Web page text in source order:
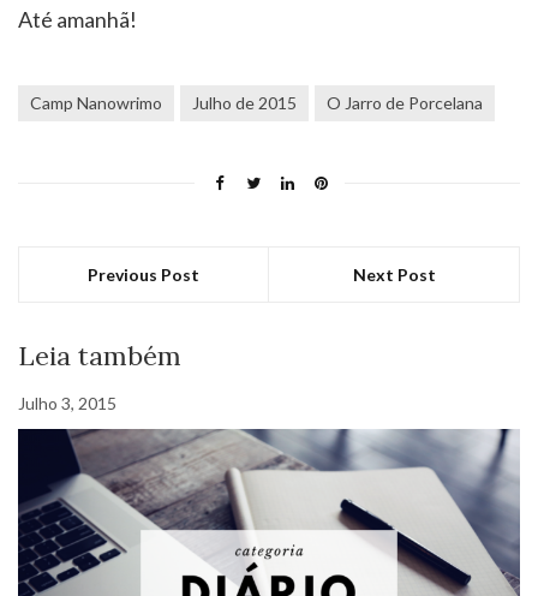
Até amanhã!
Camp Nanowrimo Julho de 2015 O Jarro de Porcelana
Previous Post Next Post
Leia também
Julho 3, 2015